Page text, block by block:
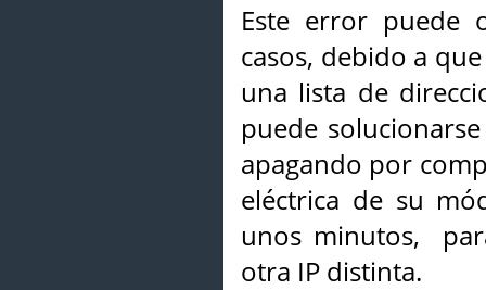
Este error puede
casos, debido a
una lista de
puede
apagando por
eléctrica de su
unos minutos,
otra IP distinta.